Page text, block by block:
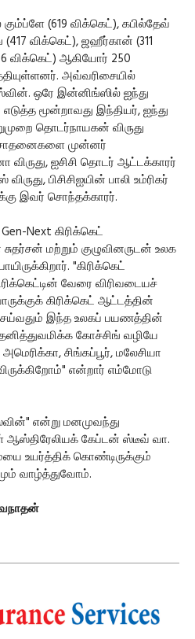
(619 விக்கெட்), கபில்தேவ்
விக்கெட்), ஜஹீர்கான் (311
விக்கெட்) ஆகியோர் 250
அவ்வரிசையில்
ஒரே இன்னிங்ஸில் ஐந்து
மூன்றாவது இந்தியர், ஐந்து
தொடர்நாயகன் விருது
சாதனைகளை முன்னர்
விருது, ஐசிசி தொடர் ஆட்டக்காரர்
பிசிசிஐயின் பாலி உம்ரிகர்
இவர் சொந்தக்காரர்.
Next கிரிக்கெட்
மற்றும் குழுவினருடன் உலக
"கிரிக்கெட்
வேரை விரிவடையச்
கிரிக்கெட் ஆட்டத்தின்
இந்த உலகப் பயணத்தின்
கோச்சிங் வழியே
சிங்கப்பூர், மலேசியா
என்றார் எம்மோடு
என்று மனமுவந்து
ஆஸ்திரேலியக் கேப்டன் ஸ்டீவ் வா.
உயர்த்திக் கொண்டிருக்கும்
வாழ்த்துவோம்.